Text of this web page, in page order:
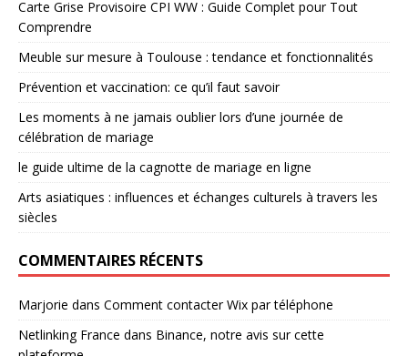
Carte Grise Provisoire CPI WW : Guide Complet pour Tout
Comprendre
Meuble sur mesure à Toulouse : tendance et fonctionnalités
Prévention et vaccination: ce qu’il faut savoir
Les moments à ne jamais oublier lors d’une journée de
célébration de mariage
le guide ultime de la cagnotte de mariage en ligne
Arts asiatiques : influences et échanges culturels à travers les
siècles
COMMENTAIRES RÉCENTS
Marjorie dans Comment contacter Wix par téléphone
Netlinking France dans Binance, notre avis sur cette